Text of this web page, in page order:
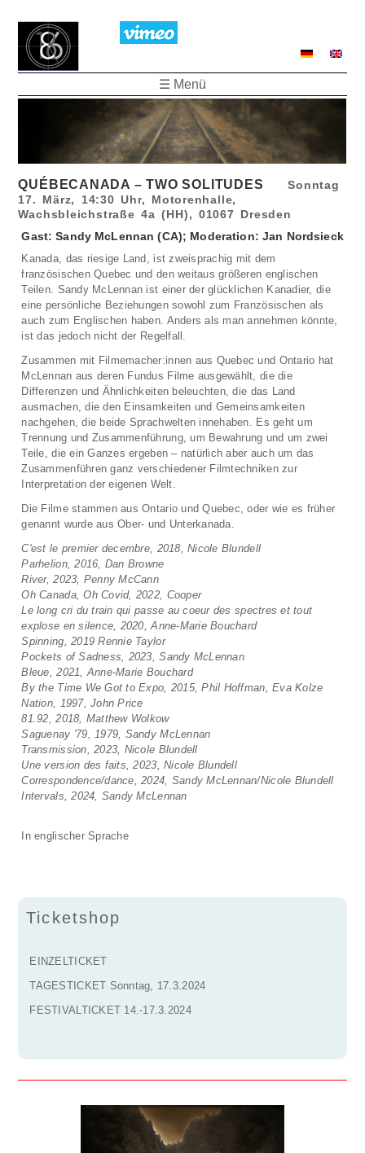
☰ Menü
QUÉBECANADA – TWO SOLITUDES
Sonntag
17. März, 14:30 Uhr, Motorenhalle,
Wachsbleichstraße 4a (HH), 01067 Dresden
Gast: Sandy McLennan (CA); Moderation: Jan Nordsieck
Kanada, das riesige Land, ist zweisprachig mit dem
französischen Quebec und den weitaus größeren englischen
Teilen. Sandy McLennan ist einer der glücklichen Kanadier, die
eine persönliche Beziehungen sowohl zum Französischen als
auch zum Englischen haben. Anders als man annehmen könnte,
ist das jedoch nicht der Regelfall.
Zusammen mit Filmemacher:innen aus Quebec und Ontario hat
McLennan aus deren Fundus Filme ausgewählt, die die
Differenzen und Ähnlichkeiten beleuchten, die das Land
ausmachen, die den Einsamkeiten und Gemeinsamkeiten
nachgehen, die beide Sprachwelten innehaben. Es geht um
Trennung und Zusammenführung, um Bewahrung und um zwei
Teile, die ein Ganzes ergeben – natürlich aber auch um das
Zusammenführen ganz verschiedener Filmtechniken zur
Interpretation der eigenen Welt.
Die Filme stammen aus Ontario und Quebec, oder wie es früher
genannt wurde aus Ober- und Unterkanada.
C'est le premier decembre, 2018, Nicole Blundell
Parhelion, 2016, Dan Browne
River, 2023, Penny McCann
Oh Canada, Oh Covid, 2022, Cooper
Le long cri du train qui passe au coeur des spectres et tout
explose en silence, 2020, Anne-Marie Bouchard
Spinning, 2019 Rennie Taylor
Pockets of Sadness, 2023, Sandy McLennan
Bleue, 2021, Anne-Marie Bouchard
By the Time We Got to Expo, 2015, Phil Hoffman, Eva Kolze
Nation, 1997, John Price
81.92, 2018, Matthew Wolkow
Saguenay '79, 1979, Sandy McLennan
Transmission, 2023, Nicole Blundell
Une version des faits, 2023, Nicole Blundell
Correspondence/dance, 2024, Sandy McLennan/Nicole Blundell
Intervals, 2024, Sandy McLennan
In englischer Sprache
Ticketshop
EINZELTICKET
TAGESTICKET Sonntag, 17.3.2024
FESTIVALTICKET 14.-17.3.2024